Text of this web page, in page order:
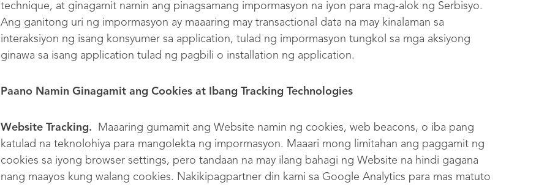
technique, at ginagamit namin ang pinagsamang impormasyon na iyon para mag-alok ng Serbisyo.
Ang ganitong uri ng impormasyon ay maaaring may transactional data na may kinalaman sa
interaksiyon ng isang konsyumer sa application, tulad ng impormasyon tungkol sa mga aksiyong
ginawa sa isang application tulad ng pagbili o installation ng application.
Paano Namin Ginagamit ang Cookies at Ibang Tracking Technologies
Website Tracking. Maaaring gumamit ang Website namin ng cookies, web beacons, o iba pang
katulad na teknolohiya para mangolekta ng impormasyon. Maaari mong limitahan ang paggamit ng
cookies sa iyong browser settings, pero tandaan na may ilang bahagi ng Website na hindi gagana
nang maayos kung walang cookies. Nakikipagpartner din kami sa Google Analytics para mas matuto